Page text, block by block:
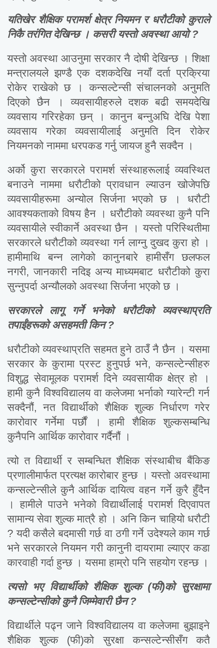
यतिखेर शैक्षिक परामर्श क्षेत्र नियमन र धरौटीको कुराले
निकै तरंगित देखिन्छ । कसरी यस्तो अवस्था आयो ?
यस्तो अवस्था आउनुमा सरकार नै दोषी देखिन्छ । शिक्षा
मन्त्रालयले झण्डै एक दशकदेखि नयाँ दर्ता प्रक्रिया
रोकेर राखेको छ । कन्सल्टेन्सी संचालनको अनुमति
दिएको छैन । व्यवसायीहरुले दशक बढी समयदेखि
व्यवसाय गरिरहेका छन् । कानुन बन्नुअघि देखि पेशा
व्यवसाय गरेका व्यवसायीलाई अनुमति दिन रोकेर
नियमनको नाममा धरपकड गर्नु जायज हुनै सक्दैन ।
अर्को कुरा सरकारले परामर्श संस्थाहरूलाई व्यवस्थित
बनाउने नाममा धरौटीको प्रावधान ल्याउन खोजेपछि
व्यवसायीहरूमा अन्योल सिर्जना भएको छ । धरौटी
आवश्यकताको विषय हैन । धरौटीको व्यवस्था कुनै पनि
व्यवसायीले स्वीकार्ने अवस्था छैन । यस्तो परिस्थितीमा
सरकारले धरौटीको व्यवस्था गर्न लाग्नु दुखद कुरा हो ।
हामीमाथि बन्न लागेको कानुनबारे हामीसँग छलफल
नगरी, जानकारी नदिइ अन्य माध्यमबाट धरौटीको कुरा
सुन्नुपर्दा अन्यौलको अवस्था सिर्जना भएको छ ।
सरकारले लागू गर्ने भनेको धरौटीको व्यवस्थाप्रति
तपाईंहरूको असहमती किन ?
धरौटीको व्यवस्थाप्रति सहमत हुने ठाउँ नै छैन । यसमा
सरकार के कुरामा प्रस्ट हुनुपर्छ भने, कन्सल्टेन्सीहरु
विशुद्ध सेवामूलक परामर्श दिने व्यवसायीक क्षेत्र हो ।
हामी कुनै विश्वविद्यालय वा कलेजमा भर्नाको ग्यारेन्टी गर्न
सक्दैनौं, नत विद्यार्थीको शैक्षिक शुल्क निर्धारण गरेर
कारोवार गर्नेमा पर्छौं । हामी शैक्षिक शुल्कसम्बन्धि
कुनैपनि आर्थिक कारोवार गर्दैनौं ।
त्यो त विद्यार्थी र सम्बन्धित शैक्षिक संस्थाबीच बैंकिङ
प्रणालीमार्फत प्रत्यक्ष कारोबार हुन्छ । यस्तो अवस्थामा
कन्सल्टेन्सीले कुनै आर्थिक दायित्व वहन गर्ने कुरै हुँदैन
। हामीले पाउने भनेको विद्यार्थीलाई परामर्श दिएवापत
सामान्य सेवा शुल्क मात्रै हो । अनि किन चाहियो धरौटी
? यदी कसैले बदमासी गर्छ वा ठगी गर्ने उदेश्यले काम गर्छ
भने सरकारले नियमन गरी कानुनी दायरामा ल्याएर कडा
कारवाही गर्दा हुन्छ । यसमा हाम्रो पनि सहयोग रहन्छ ।
त्यसो भए विद्यार्थीको शैक्षिक शुल्क (फी)को सुरक्षामा
कन्सल्टेन्सीको कुनै जिम्मेवारी छैन ?
विद्यार्थीले पढ्न जाने विश्वविद्यालय वा कलेजमा बुझाइने
शैक्षिक शुल्क (फी)को सुरक्षा कन्सल्टेन्सीसँग कतै